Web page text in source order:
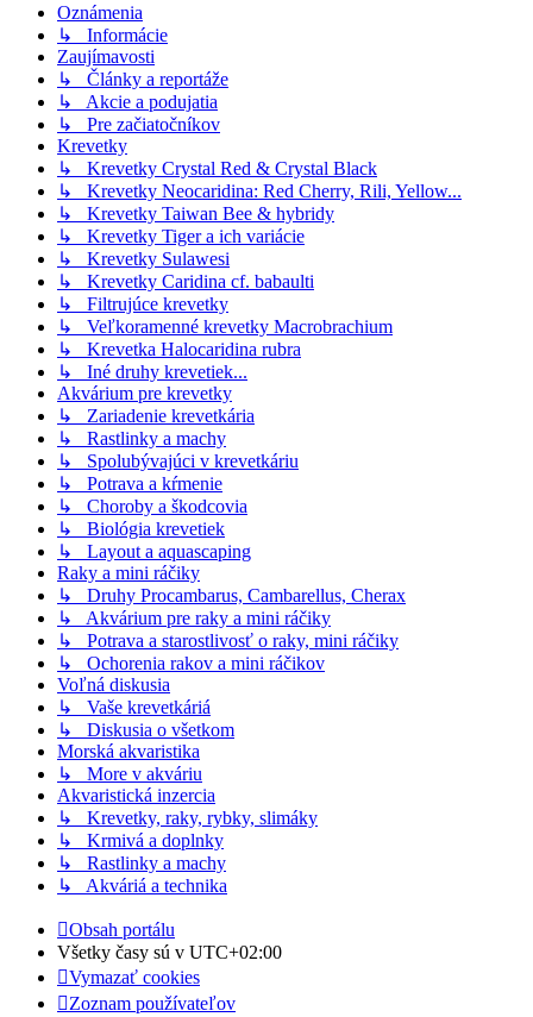
Oznámenia
↳ Informácie
Zaujímavosti
↳ Články a reportáže
↳ Akcie a podujatia
↳ Pre začiatočníkov
Krevetky
↳ Krevetky Crystal Red & Crystal Black
↳ Krevetky Neocaridina: Red Cherry, Rili, Yellow...
↳ Krevetky Taiwan Bee & hybridy
↳ Krevetky Tiger a ich variácie
↳ Krevetky Sulawesi
↳ Krevetky Caridina cf. babaulti
↳ Filtrujúce krevetky
↳ Veľkoramenné krevetky Macrobrachium
↳ Krevetka Halocaridina rubra
↳ Iné druhy krevetiek...
Akvárium pre krevetky
↳ Zariadenie krevetkária
↳ Rastlinky a machy
↳ Spolubývajúci v krevetkáriu
↳ Potrava a kŕmenie
↳ Choroby a škodcovia
↳ Biológia krevetiek
↳ Layout a aquascaping
Raky a mini ráčiky
↳ Druhy Procambarus, Cambarellus, Cherax
↳ Akvárium pre raky a mini ráčiky
↳ Potrava a starostlivosť o raky, mini ráčiky
↳ Ochorenia rakov a mini ráčikov
Voľná diskusia
↳ Vaše krevetkáriá
↳ Diskusia o všetkom
Morská akvaristika
↳ More v akváriu
Akvaristická inzercia
↳ Krevetky, raky, rybky, slimáky
↳ Krmivá a doplnky
↳ Rastlinky a machy
↳ Akváriá a technika
Obsah portálu
Všetky časy sú v UTC+02:00
Vymazať cookies
Zoznam používateľov